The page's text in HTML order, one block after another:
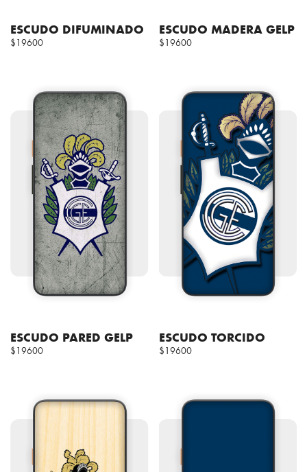
ESCUDO DIFUMINADO
$19600
ESCUDO MADERA GELP
$19600
ESCUDO PARED GELP
$19600
ESCUDO TORCIDO
$19600